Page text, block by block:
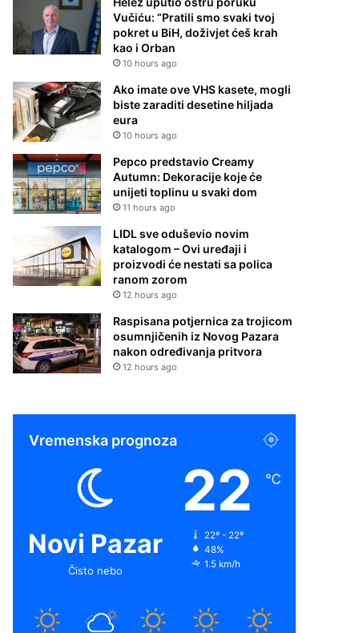
Vučiću: “Pratili smo svaki tvoj
pokret u BiH, doživjet ćeš krah
kao i Orban
10 hours ago
Ako imate ove VHS kasete, mogli
biste zaraditi desetine hiljada
eura
10 hours ago
Pepco predstavio Creamy
Autumn: Dekoracije koje će
unijeti toplinu u svaki dom
11 hours ago
LIDL sve oduševio novim
katalogom – Ovi uređaji i
proizvodi će nestati sa polica
ranom zorom
12 hours ago
Raspisana potjernica za trojicom
osumnjičenih iz Novog Pazara
nakon određivanja pritvora
12 hours ago
Vremenska prognoza
Novi Pazar
Čisto nebo
22 ℃
22º - 22º
48%
1.5 km/h